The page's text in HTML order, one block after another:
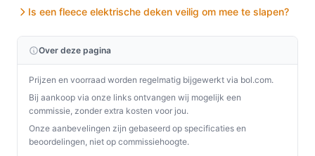
Plaats het onderdeken op het matras, sluit de stekker
na installatie of alles goed vastzit en of het snoer rechts
ligt zoals beschreven.
Concrete checks voordat u het voor het eerst gebruikt:
Is een fleece elektrische deken veilig om mee te slapen?
Over deze pagina
Prijzen en voorraad worden regelmatig bijgewerkt via bol.com.
Bij aankoop via onze links ontvangen wij mogelijk een
commissie, zonder extra kosten voor jou.
Onze aanbevelingen zijn gebaseerd op specificaties en
beoordelingen, niet op commissiehoogte.